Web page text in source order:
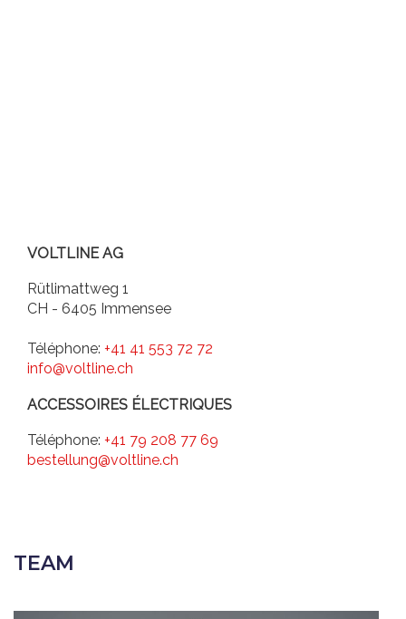
VOLTLINE AG
Rütlimattweg 1
CH - 6405 Immensee
Téléphone: +41 41 553 72 72
info@voltline.ch
ACCESSOIRES ÉLECTRIQUES
Téléphone: +41 79 208 77 69
bestellung@voltline.ch
TEAM